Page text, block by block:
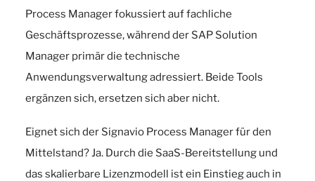
Process Manager fokussiert auf fachliche
Geschäftsprozesse, während der SAP Solution
Manager primär die technische
Anwendungsverwaltung adressiert. Beide Tools
ergänzen sich, ersetzen sich aber nicht.
Eignet sich der Signavio Process Manager für den
Mittelstand? Ja. Durch die SaaS-Bereitstellung und
das skalierbare Lizenzmodell ist ein Einstieg auch in